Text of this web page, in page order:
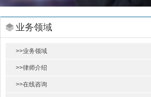
业务领域
>>业务领域
>>律师介绍
>>在线咨询